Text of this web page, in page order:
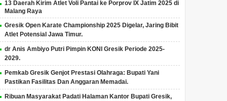
Walikota Surabaya Segel
Gudang CV Sentoso Seal
Terkait Perizinan Dan
Dugaan Penahanan Ijazah
KaryawanJawa Timur,
- Berani
Mengungkap
Nonaktifkan Oknum
Kekerasan Seksual
Tahanan Wanita.
Surabaya, Jawa Timur,
infojatim.com - Berani
Transparan Mengungkap
13 Daerah Kirim Atlet Voli Pantai ke Porprov IX Jatim 2025 di
Malang Raya
Gresik Open Karate Championship 2025 Digelar, Jaring Bibit
Atlet Potensial Jawa Timur.
dr Anis Ambiyo Putri Pimpin KONI Gresik Periode 2025-
2029.
Pemkab Gresik Genjot Prestasi Olahraga: Bupati Yani
Pastikan Fasilitas Dan Anggaran Memadai.
Ribuan Masyarakat Padati Halaman Kantor Bupati Gresik,